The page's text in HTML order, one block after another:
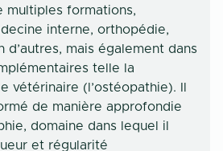
multiples formations,
interne, orthopédie,
mais également dans
telle la
vétérinaire (l’ostéopathie). Il
de manière approfondie
domaine dans lequel il
et régularité